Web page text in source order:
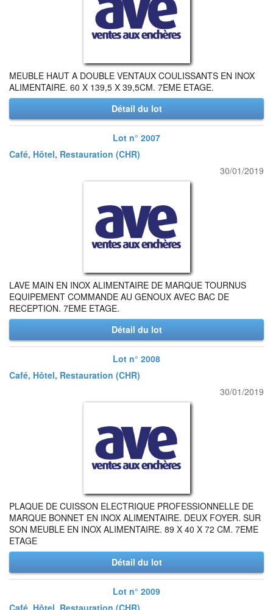
MEUBLE HAUT A DOUBLE VENTAUX COULISSANTS EN INOX
ALIMENTAIRE. 60 X 139,5 X 39,5CM. 7EME ETAGE.
Détail du lot
Lot n° 2007
Café, Hôtel, Restauration (CHR)
30/01/2019
LAVE MAIN EN INOX ALIMENTAIRE DE MARQUE TOURNUS
EQUIPEMENT COMMANDE AU GENOUX AVEC BAC DE
RECEPTION. 7EME ETAGE.
Détail du lot
Lot n° 2008
Café, Hôtel, Restauration (CHR)
30/01/2019
PLAQUE DE CUISSON ELECTRIQUE PROFESSIONNELLE DE
MARQUE BONNET EN INOX ALIMENTAIRE. DEUX FOYER. SUR
SON MEUBLE EN INOX ALIMENTAIRE. 89 X 40 X 72 CM. 7EME
ETAGE
Détail du lot
Lot n° 2009
Café, Hôtel, Restauration (CHR)